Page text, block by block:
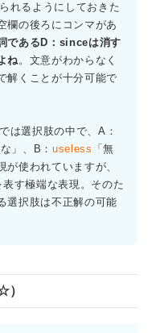
の暗記が可能であると
では、ルールを知って
はならないと述べてい
解は別物である」とい
の接続詞が必要であ
わない。
い語句や完全な文章を
味を定義する微妙なニ
易ではないと述べてい
できても、文化を理解
理解する最良の方法は、
れるようにしておきた
欄の後ろにコンマがあ
であるD：sinceは消す
ね。文意がわからなく
解くことが十分可能で
は選択肢の中で、A：
な」、B： useless 「無
が使われていますが、
す極端な表現。そのた
選択肢は不正解の可能